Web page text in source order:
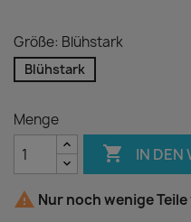
Größe: Blühstark
Blühstark
Menge
 IN DEN
 Nur noch wenige